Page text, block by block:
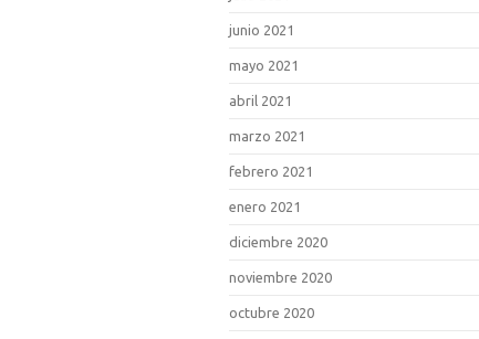
junio 2021
mayo 2021
abril 2021
marzo 2021
febrero 2021
enero 2021
diciembre 2020
noviembre 2020
octubre 2020